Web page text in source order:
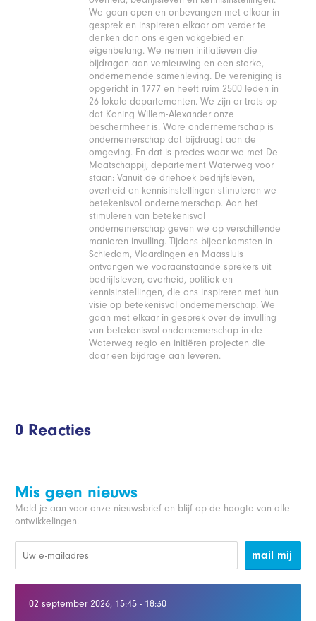
We gaan open en onbevangen met elkaar in
gesprek en inspireren elkaar om verder te
denken dan ons eigen vakgebied en
eigenbelang. We nemen initiatieven die
bijdragen aan vernieuwing en een sterke,
ondernemende samenleving. De vereniging is
opgericht in 1777 en heeft ruim 2500 leden in
26 lokale departementen. We zijn er trots op
dat Koning Willem-Alexander onze
beschermheer is. Ware ondernemerschap is
ondernemerschap dat bijdraagt aan de
omgeving. En dat is precies waar we met De
Maatschappij, departement Waterweg voor
staan: Vanuit de driehoek bedrijfsleven,
overheid en kennisinstellingen stimuleren we
betekenisvol ondernemerschap. Aan het
stimuleren van betekenisvol
ondernemerschap geven we op verschillende
manieren invulling. Tijdens bijeenkomsten in
Schiedam, Vlaardingen en Maassluis
ontvangen we vooraanstaande sprekers uit
bedrijfsleven, overheid, politiek en
kennisinstellingen, die ons inspireren met hun
visie op betekenisvol ondernemerschap. We
gaan met elkaar in gesprek over de invulling
van betekenisvol ondernemerschap in de
Waterweg regio en initiëren projecten die
daar een bijdrage aan leveren.
0 Reacties
Mis geen nieuws
Meld je aan voor onze nieuwsbrief en blijf op de hoogte van alle
ontwikkelingen.
mail mij
02 september 2026, 15:45 - 18:30